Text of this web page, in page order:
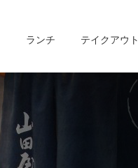
ランチ テイクアウト